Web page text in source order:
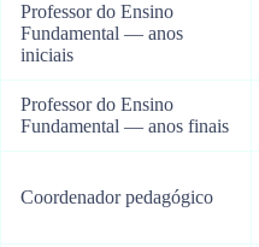
Professor do Ensino
Fundamental — anos
iniciais
Professor do Ensino
Fundamental — anos finais
Coordenador pedagógico